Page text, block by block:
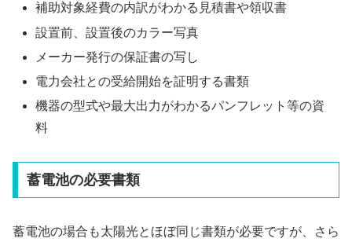
補助対象経費の内訳がわかる見積書や領収書
設置前、設置後のカラー写真
メーカー発行の保証書の写し
電力会社との受給開始を証明する書類
機器の型式や最大出力がわかるパンフレット等の資
料
蓄電池の必要書類
蓄電池の場合も太陽光とほぼ同じ書類が必要ですが、さら